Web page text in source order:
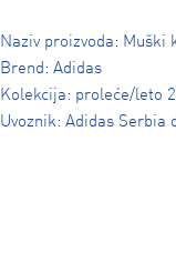
Naziv proizvoda: Muški
Brend: Adidas
Kolekcija: proleće/leto
Uvoznik: Adidas Serbia